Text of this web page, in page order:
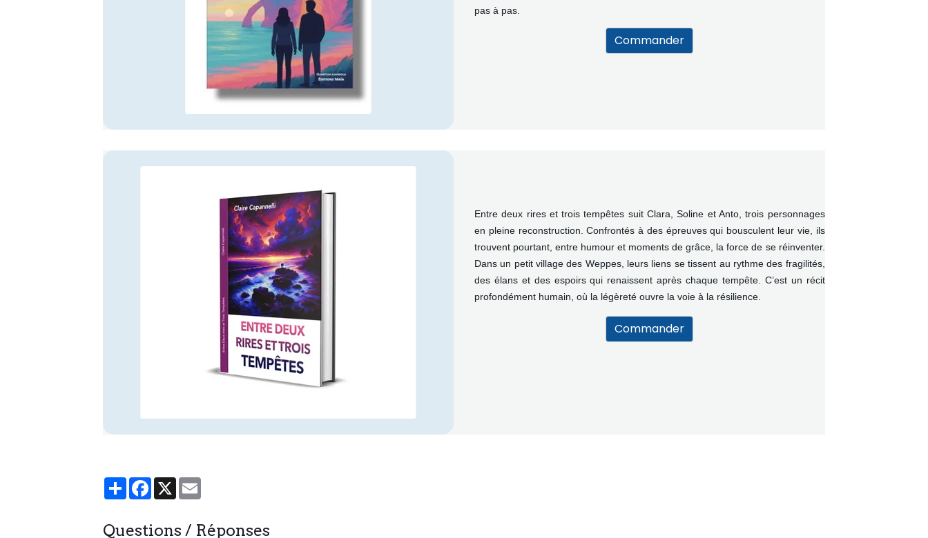
pas à pas.
Commander
Entre deux rires et trois tempêtes suit Clara, Soline et Anto, trois personnages
en pleine reconstruction. Confrontés à des épreuves qui bousculent leur vie, ils
trouvent pourtant, entre humour et moments de grâce, la force de se réinventer.
Dans un petit village des Weppes, leurs liens se tissent au rythme des fragilités,
des élans et des espoirs qui renaissent après chaque tempête. C’est un récit
profondément humain, où la légèreté ouvre la voie à la résilience.
Commander
PartagerFacebook
X
Questions / Réponses